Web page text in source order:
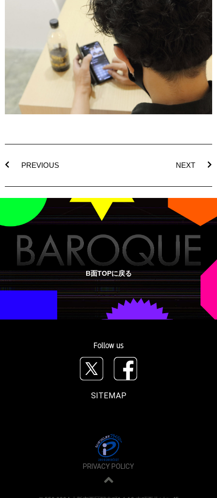
PREVIOUS NEXT
B面TOPに戻る
Follow us
SITEMAP
PRIVACY POLICY